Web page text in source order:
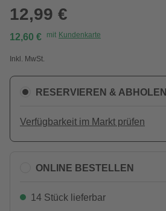
12,99 €
12,60 € mit Kundenkarte
Inkl. MwSt.
RESERVIEREN & ABHOLEN
Verfügbarkeit im Markt prüfen
ONLINE BESTELLEN
14 Stück lieferbar